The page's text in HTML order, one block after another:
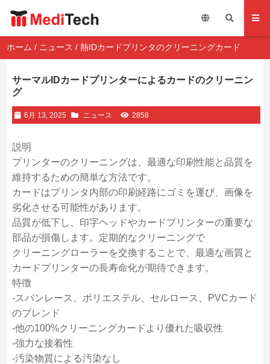
ホーム / ニュース / 熱IDカードプリンタのクリーニングカード
サーマルIDカードプリンターによるカードのクリーニン
グ
6月 13, 2025 ニュース 2858
説明
プリンターのクリーニングは、最適な印刷性能と品質を
維持するための簡単な方法です。
カードはプリンタ内部の印刷経路にゴミを運び、画像を
劣化させる可能性があります。
品質が低下し、印字ヘッドやカードプリンターの重要な
部品が損傷します。定期的なクリーニングで
クリーニングローラーを交換することで、最適な画質と
カードプリンターの長寿命化が期待できます。
特徴
-スパンレース、ポリエステル、セルロース、PVCカード
のブレンド
-他の100%クリーニングカードより優れた吸収性
-強力な接着性
-汚染物質による汚染なし